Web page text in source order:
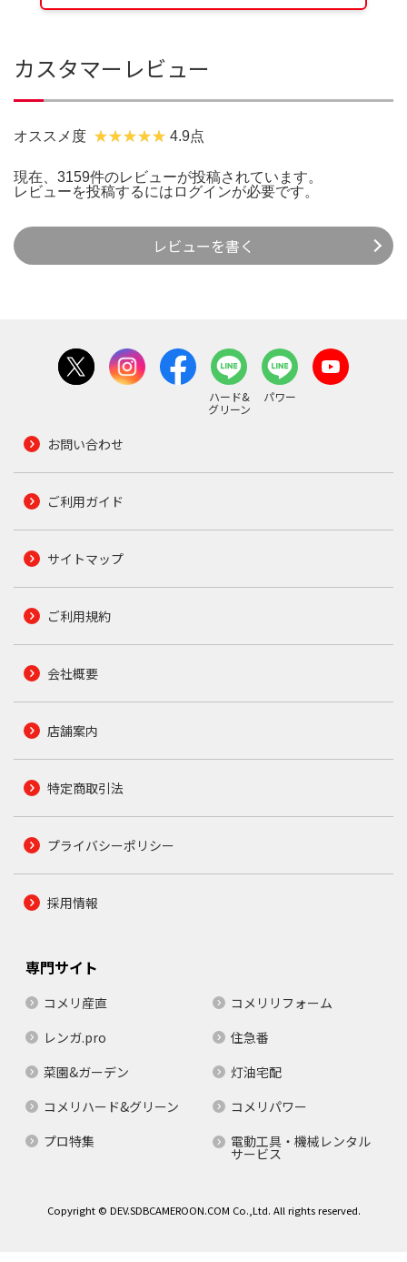
カスタマーレビュー
オススメ度 4.9点
現在、3159件のレビューが投稿されています。
レビューを投稿するには ログインが必要です。
レビューを書く
ハード&
グリーン
パワー
お問い合わせ
ご利用ガイド
サイトマップ
ご利用規約
会社概要
店舗案内
特定商取引法
プライバシーポリシー
採用情報
専門サイト
コメリ産直
コメリリフォーム
レンガ.pro
住急番
菜園&ガーデン
灯油宅配
コメリハード&グリーン
コメリパワー
プロ特集
電動工具・機械レンタル
サービス
Copyright © DEV.SDBCAMEROON.COM Co.,Ltd. All rights reserved.